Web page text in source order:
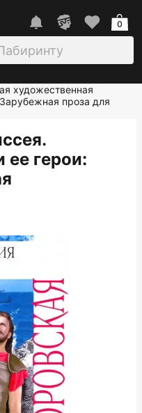
0
художественная
Зарубежная проза для
ее герои: